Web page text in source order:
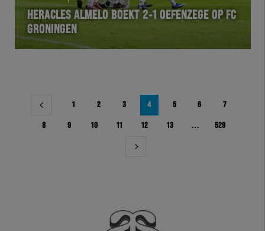
HERACLES ALMELO BOEKT 2-1 OEFENZEGE OP FC
GRONINGEN
Berichtnavigatie
1 2 3 4 5 6 7
8 9 10 11 12 13 … 529